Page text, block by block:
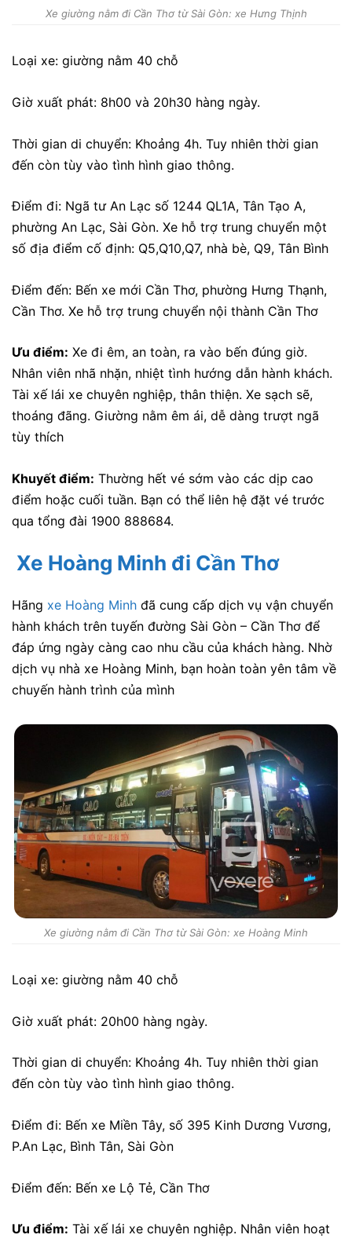
Xe giường nằm đi Cần Thơ từ Sài Gòn: xe Hưng Thịnh
Loại xe: giường nằm 40 chỗ
Giờ xuất phát: 8h00 và 20h30 hàng ngày.
Thời gian di chuyển: Khoảng 4h. Tuy nhiên thời gian
đến còn tùy vào tình hình giao thông.
Điểm đi: Ngã tư An Lạc số 1244 QL1A, Tân Tạo A,
phường An Lạc, Sài Gòn. Xe hỗ trợ trung chuyển một
số địa điểm cố định: Q5,Q10,Q7, nhà bè, Q9, Tân Bình
Điểm đến: Bến xe mới Cần Thơ, phường Hưng Thạnh,
Cần Thơ. Xe hỗ trợ trung chuyển nội thành Cần Thơ
Ưu điểm: Xe đi êm, an toàn, ra vào bến đúng giờ.
Nhân viên nhã nhặn, nhiệt tình hướng dẫn hành khách.
Tài xế lái xe chuyên nghiệp, thân thiện. Xe sạch sẽ,
thoáng đãng. Giường nằm êm ái, dễ dàng trượt ngã
tùy thích
Khuyết điểm: Thường hết vé sớm vào các dịp cao
điểm hoặc cuối tuần. Bạn có thể liên hệ đặt vé trước
qua tổng đài 1900 888684.
Xe Hoàng Minh đi Cần Thơ
Hãng xe Hoàng Minh đã cung cấp dịch vụ vận chuyển
hành khách trên tuyến đường Sài Gòn – Cần Thơ để
đáp ứng ngày càng cao nhu cầu của khách hàng. Nhờ
dịch vụ nhà xe Hoàng Minh, bạn hoàn toàn yên tâm về
chuyến hành trình của mình
Xe giường nằm đi Cần Thơ từ Sài Gòn: xe Hoàng Minh
Loại xe: giường nằm 40 chỗ
Giờ xuất phát: 20h00 hàng ngày.
Thời gian di chuyển: Khoảng 4h. Tuy nhiên thời gian
đến còn tùy vào tình hình giao thông.
Điểm đi: Bến xe Miền Tây, số 395 Kinh Dương Vương,
P.An Lạc, Bình Tân, Sài Gòn
Điểm đến: Bến xe Lộ Tẻ, Cần Thơ
Ưu điểm: Tài xế lái xe chuyên nghiệp. Nhân viên hoạt